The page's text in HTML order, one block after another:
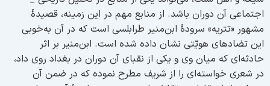
آن دوران باشد. از منابع مهم در این زمینه، قصیدۀ
«تتریه» سرودۀ ابن‌منیر طرابلسی است که در آن به‌خوبی
تضادهای هویّتی نشان داده شده است. ابن‌منیر بر اثر
که میان وی و یکی از نقبای آن دوران در بغداد روی داد،
شعری خواسته‌ای را از شریف مطرح نموده که در ضمن آن